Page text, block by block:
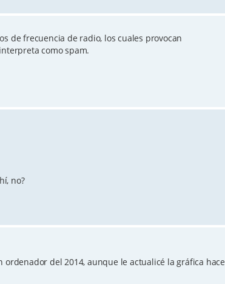
de frecuencia de radio, los cuales provocan
como spam.
no?
del 2014, aunque le actualicé la gráfica hace